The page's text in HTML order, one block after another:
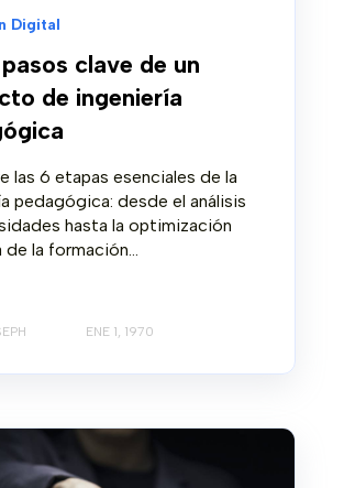
Digital
clave de un
de ingeniería
las 6 etapas esenciales de la
pedagógica: desde el análisis
hasta la optimización
la formación...
ENE 1, 1970